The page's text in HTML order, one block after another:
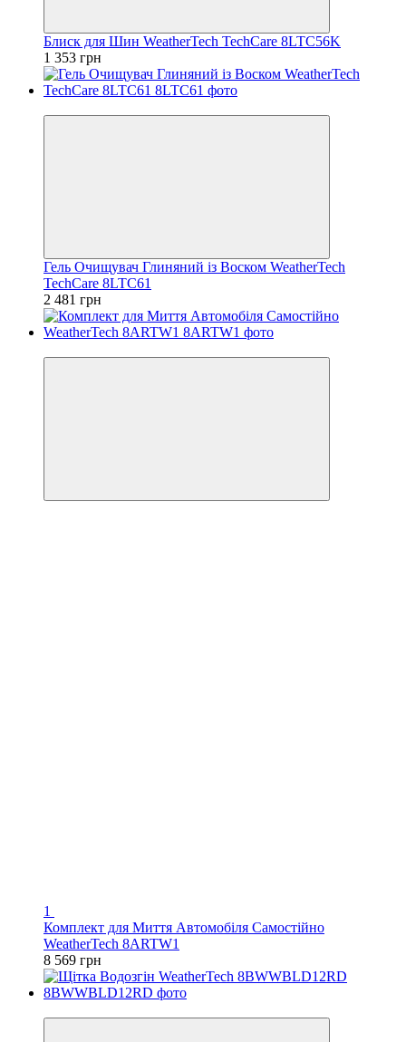
Блиск для Шин WeatherTech TechCare 8LTC56K
1 353 грн
Гель Очищувач Глиняний із Воском WeatherTech
TechCare 8LTC61
2 481 грн
1
Комплект для Миття Автомобіля Самостійно
WeatherTech 8ARTW1
8 569 грн